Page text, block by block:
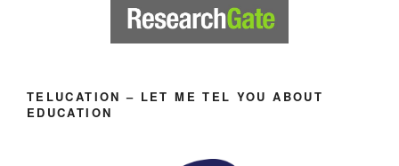
TELUCATION – LET ME TEL YOU ABOUT
EDUCATION